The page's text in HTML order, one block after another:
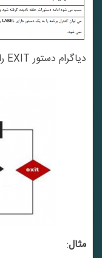
دیاگرام دستور EXIT را در شکل زیر می بینید.
مثال: